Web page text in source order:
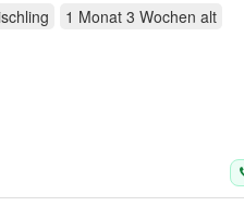
1 Monat 3 Wochen alt